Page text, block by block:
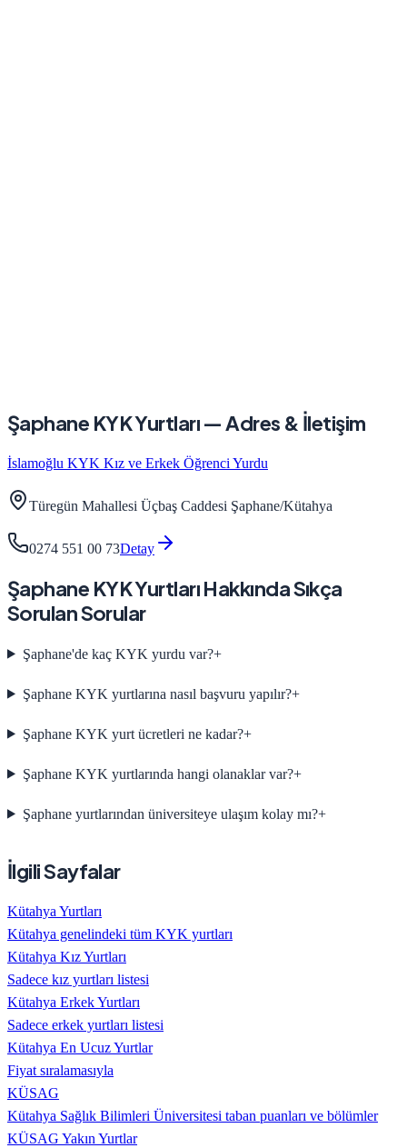
Şaphane KYK Yurtları — Adres & İletişim
İslamoğlu KYK Kız ve Erkek Öğrenci Yurdu
Türegün Mahallesi Üçbaş Caddesi Şaphane/Kütahya
0274 551 00 73Detay
Şaphane KYK Yurtları Hakkında Sıkça
Sorulan Sorular
Şaphane'de kaç KYK yurdu var?+
Şaphane KYK yurtlarına nasıl başvuru yapılır?+
Şaphane KYK yurt ücretleri ne kadar?+
Şaphane KYK yurtlarında hangi olanaklar var?+
Şaphane yurtlarından üniversiteye ulaşım kolay mı?+
İlgili Sayfalar
Kütahya Yurtları
Kütahya genelindeki tüm KYK yurtları
Kütahya Kız Yurtları
Sadece kız yurtları listesi
Kütahya Erkek Yurtları
Sadece erkek yurtları listesi
Kütahya En Ucuz Yurtlar
Fiyat sıralamasıyla
KÜSAG
Kütahya Sağlık Bilimleri Üniversitesi taban puanları ve bölümler
KÜSAG Yakın Yurtlar